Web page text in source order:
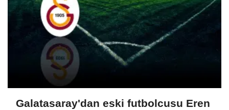
Galatasaray'dan eski futbolcusu Eren